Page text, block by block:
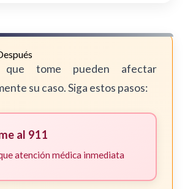
que tome pueden afectar
su caso. Siga estos pasos:
al 911
atención médica inmediata